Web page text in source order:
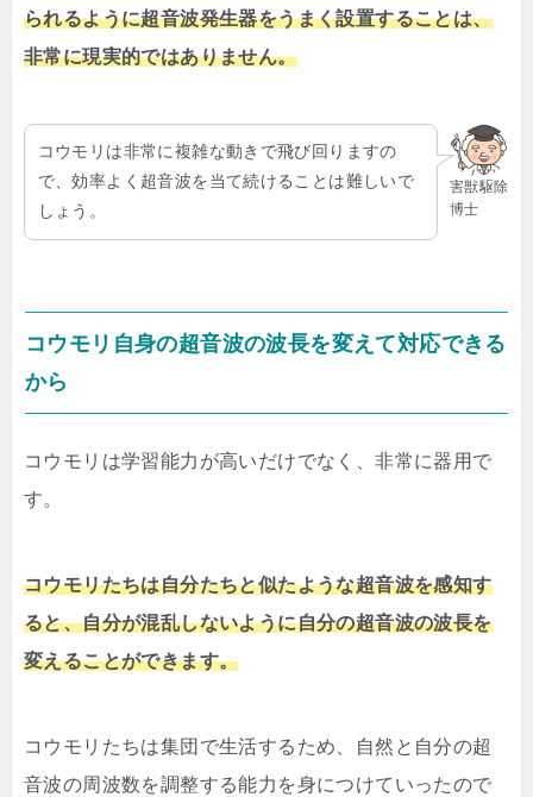
られるように超音波発生器をうまく設置することは、
非常に現実的ではありません。
害獣駆除
博士
コウモリは非常に複雑な動きで飛び回りますの
で、効率よく超音波を当て続けることは難しいで
しょう。
コウモリ自身の超音波の波長を変えて対応できる
から
コウモリは学習能力が高いだけでなく、非常に器用で
す。
コウモリたちは自分たちと似たような超音波を感知す
ると、自分が混乱しないように自分の超音波の波長を
変えることができます。
コウモリたちは集団で生活するため、自然と自分の超
音波の周波数を調整する能力を身につけていったので